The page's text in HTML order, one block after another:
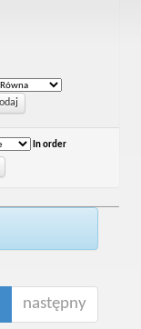
In order
następny